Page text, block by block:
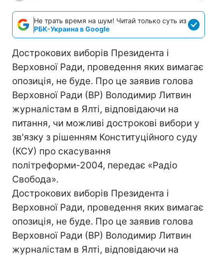
Не трать время на шум! Читай только суть из
РБК-Украина в Google
Дострокових виборів Президента і
Верховної Ради, проведення яких вимагає
опозиція, не буде. Про це заявив голова
Верховної Ради (ВР) Володимир Литвин
журналістам в Ялті, відповідаючи на
питання, чи можливі дострокові вибори у
зв'язку з рішенням Конституційного суду
(КСУ) про скасування
політреформи-2004, передає «Радіо
Свобода».
Дострокових виборів Президента і
Верховної Ради, проведення яких вимагає
опозиція, не буде. Про це заявив голова
Верховної Ради (ВР) Володимир Литвин
журналістам в Ялті, відповідаючи на